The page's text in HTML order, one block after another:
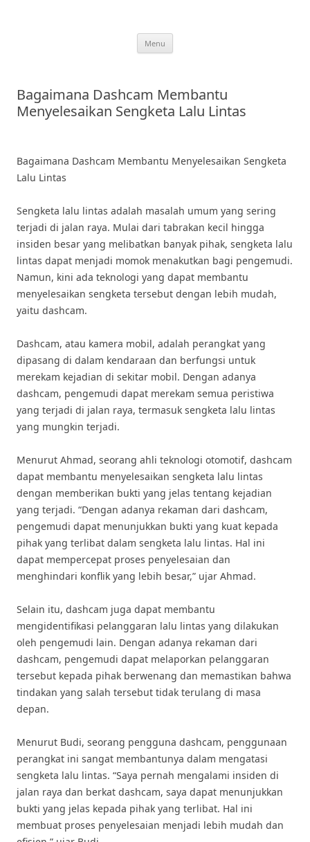
Menu
Bagaimana Dashcam Membantu
Menyelesaikan Sengketa Lalu Lintas
Bagaimana Dashcam Membantu Menyelesaikan Sengketa
Lalu Lintas
Sengketa lalu lintas adalah masalah umum yang sering
terjadi di jalan raya. Mulai dari tabrakan kecil hingga
insiden besar yang melibatkan banyak pihak, sengketa lalu
lintas dapat menjadi momok menakutkan bagi pengemudi.
Namun, kini ada teknologi yang dapat membantu
menyelesaikan sengketa tersebut dengan lebih mudah,
yaitu dashcam.
Dashcam, atau kamera mobil, adalah perangkat yang
dipasang di dalam kendaraan dan berfungsi untuk
merekam kejadian di sekitar mobil. Dengan adanya
dashcam, pengemudi dapat merekam semua peristiwa
yang terjadi di jalan raya, termasuk sengketa lalu lintas
yang mungkin terjadi.
Menurut Ahmad, seorang ahli teknologi otomotif, dashcam
dapat membantu menyelesaikan sengketa lalu lintas
dengan memberikan bukti yang jelas tentang kejadian
yang terjadi. “Dengan adanya rekaman dari dashcam,
pengemudi dapat menunjukkan bukti yang kuat kepada
pihak yang terlibat dalam sengketa lalu lintas. Hal ini
dapat mempercepat proses penyelesaian dan
menghindari konflik yang lebih besar,” ujar Ahmad.
Selain itu, dashcam juga dapat membantu
mengidentifikasi pelanggaran lalu lintas yang dilakukan
oleh pengemudi lain. Dengan adanya rekaman dari
dashcam, pengemudi dapat melaporkan pelanggaran
tersebut kepada pihak berwenang dan memastikan bahwa
tindakan yang salah tersebut tidak terulang di masa
depan.
Menurut Budi, seorang pengguna dashcam, penggunaan
perangkat ini sangat membantunya dalam mengatasi
sengketa lalu lintas. “Saya pernah mengalami insiden di
jalan raya dan berkat dashcam, saya dapat menunjukkan
bukti yang jelas kepada pihak yang terlibat. Hal ini
membuat proses penyelesaian menjadi lebih mudah dan